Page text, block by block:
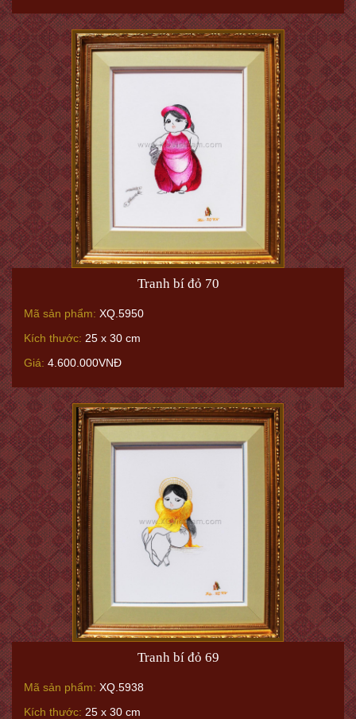
Tranh bí đỏ 70
Mã sản phẩm: XQ.5950
Kích thước: 25 x 30 cm
Giá: 4.600.000VNĐ
Tranh bí đỏ 69
Mã sản phẩm: XQ.5938
Kích thước: 25 x 30 cm